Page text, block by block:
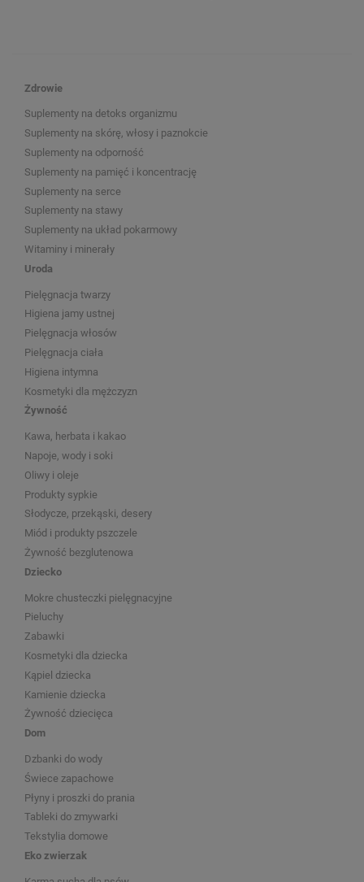
Zdrowie
Suplementy na detoks organizmu
Suplementy na skórę, włosy i paznokcie
Suplementy na odporność
Suplementy na pamięć i koncentrację
Suplementy na serce
Suplementy na stawy
Suplementy na układ pokarmowy
Witaminy i minerały
Uroda
Pielęgnacja twarzy
Higiena jamy ustnej
Pielęgnacja włosów
Pielęgnacja ciała
Higiena intymna
Kosmetyki dla mężczyzn
Żywność
Kawa, herbata i kakao
Napoje, wody i soki
Oliwy i oleje
Produkty sypkie
Słodycze, przekąski, desery
Miód i produkty pszczele
Żywność bezglutenowa
Dziecko
Mokre chusteczki pielęgnacyjne
Pieluchy
Zabawki
Kosmetyki dla dziecka
Kąpiel dziecka
Kamienie dziecka
Żywność dziecięca
Dom
Dzbanki do wody
Świece zapachowe
Płyny i proszki do prania
Tableki do zmywarki
Tekstylia domowe
Eko zwierzak